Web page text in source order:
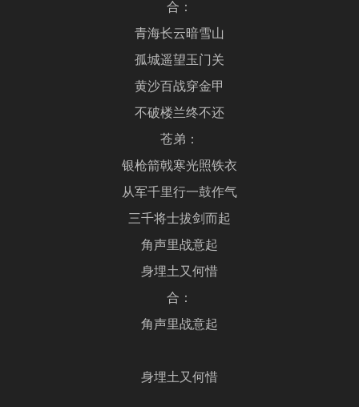
合：
青海长云暗雪山
孤城遥望玉门关
黄沙百战穿金甲
不破楼兰终不还
苍弟：
银枪箭戟寒光照铁衣
从军千里行一鼓作气
三千将士拔剑而起
角声里战意起
身埋土又何惜
合：
角声里战意起
身埋土又何惜